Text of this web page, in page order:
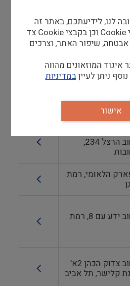
– יפו
בתיה
רחוב הרצל 234,
הלאומי, רמת
רחוב ידע עם 8, רמת
רחוב צדוק הכהן 2א'
קלישר, תל אביב
לנו, לידיעתכם, באתר זה
נעשה שימוש בקבצי Cookie וכן בקבצי Cookie צד
אבטחה, שיפור האתר, וצרכים
המוזאונים מהווה
ניתן לעייןבמדיניות
אישור